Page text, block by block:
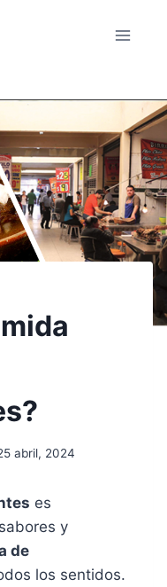
abril, 2024
es
y
de
los sentidos.